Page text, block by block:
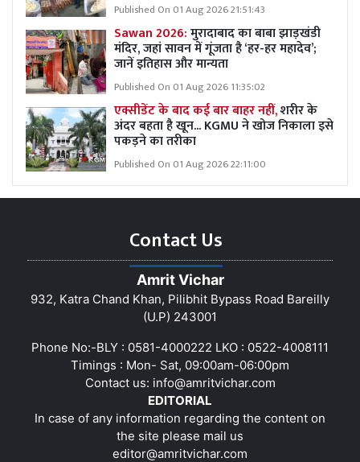
Published On 01 Aug 2026 21:51:43
Sawan 2026:मुरादाबाद का बाबा झाड़खंडी
मंदिर, जहां सावन में गूंजता है ‘हर-हर महादेव’;
जानें इतिहास और मान्यता
Published On 01 Aug 2026 11:35:02
एक्सीडेंट के बाद कई बार बाहर नहीं,शरीर के
अंदर बहता है खून... KGMU ने खोज निकाला इसे
पकड़ने का तरीका
Published On 01 Aug 2026 22:11:00
Contact Us
Amrit Vichar
932, Katra Chand Khan, Pilibhit Bypass Road Bareilly
(U.P) 243001
Phone No:-BLY : 0581-4000222 LKO : 0522-4008111
Timings : Mon- Sat, 09:00am-06:00pm
Contact us: info@amritvichar.com
EDITORIAL
In case of any information regarding the content on
the site please mail us
editor@amritvichar.com